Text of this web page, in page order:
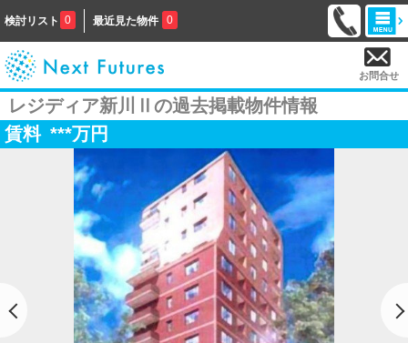
検討リスト 0 最近見た物件 0
お問合せ
レジディア新川Ⅱの過去掲載物件情報
賃料 ***万円